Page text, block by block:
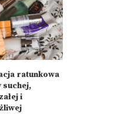
ratunkowa
suchej,
i